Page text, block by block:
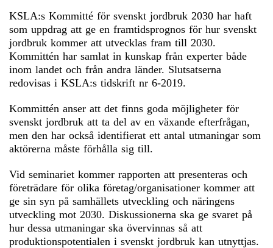
KSLA:s Kommitté för svenskt jordbruk 2030 har haft
som uppdrag att ge en framtidsprognos för hur svenskt
jordbruk kommer att utvecklas fram till 2030.
Kommittén har samlat in kunskap från experter både
inom landet och från andra länder. Slutsatserna
redovisas i KSLA:s tidskrift nr 6-2019.
Kommittén anser att det finns goda möjligheter för
svenskt jordbruk att ta del av en växande efterfrågan,
men den har också identifierat ett antal utmaningar som
aktörerna måste förhålla sig till.
Vid seminariet kommer rapporten att presenteras och
företrädare för olika företag/organisationer kommer att
ge sin syn på samhällets utveckling och näringens
utveckling mot 2030. Diskussionerna ska ge svaret på
hur dessa utmaningar ska övervinnas så att
produktionspotentialen i svenskt jordbruk kan utnyttjas.